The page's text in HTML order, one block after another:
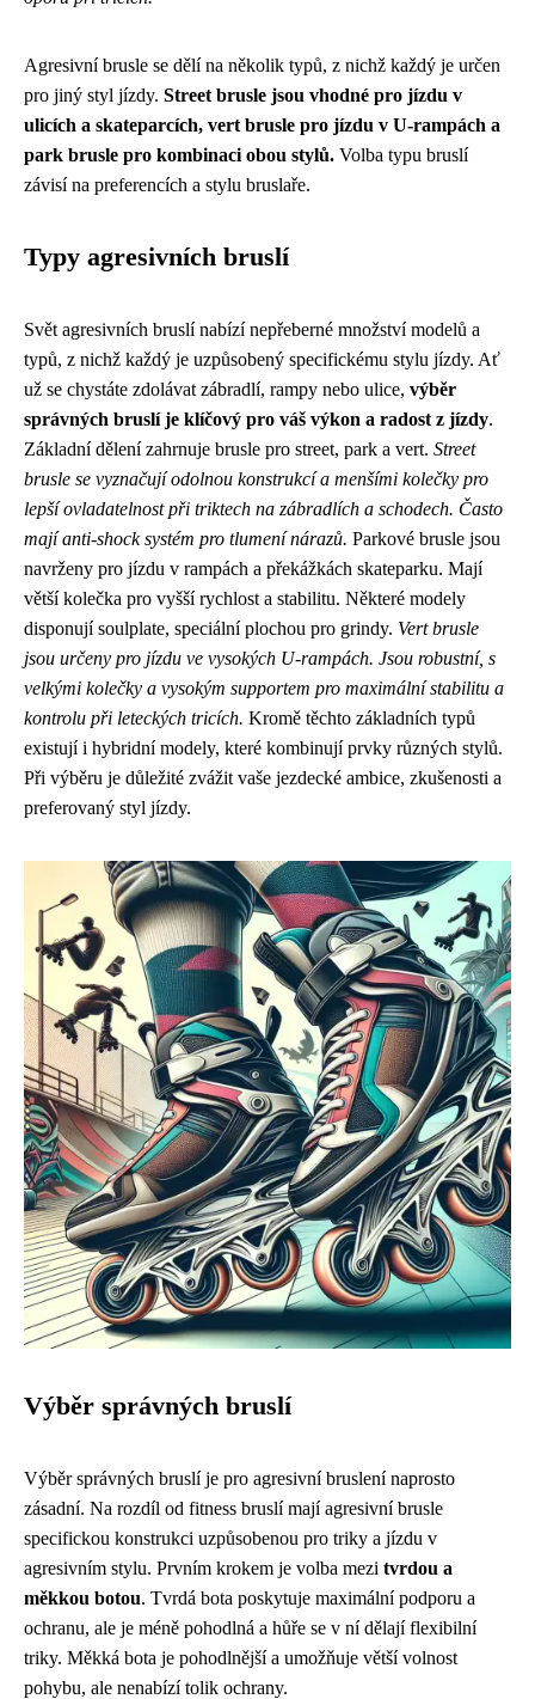
Agresivní brusle se dělí na několik typů, z nichž každý je určen
pro jiný styl jízdy. Street brusle jsou vhodné pro jízdu v
ulicích a skateparcích, vert brusle pro jízdu v U-rampách a
park brusle pro kombinaci obou stylů. Volba typu bruslí
závisí na preferencích a stylu bruslaře.
Typy agresivních bruslí
Svět agresivních bruslí nabízí nepřeberné množství modelů a
typů, z nichž každý je uzpůsobený specifickému stylu jízdy. Ať
už se chystáte zdolávat zábradlí, rampy nebo ulice, výběr
správných bruslí je klíčový pro váš výkon a radost z jízdy.
Základní dělení zahrnuje brusle pro street, park a vert. Street
brusle se vyznačují odolnou konstrukcí a menšími kolečky pro
lepší ovladatelnost při triktech na zábradlích a schodech. Často
mají anti-shock systém pro tlumení nárazů. Parkové brusle jsou
navrženy pro jízdu v rampách a překážkách skateparku. Mají
větší kolečka pro vyšší rychlost a stabilitu. Některé modely
disponují soulplate, speciální plochou pro grindy. Vert brusle
jsou určeny pro jízdu ve vysokých U-rampách. Jsou robustní, s
velkými kolečky a vysokým supportem pro maximální stabilitu a
kontrolu při leteckých tricích. Kromě těchto základních typů
existují i hybridní modely, které kombinují prvky různých stylů.
Při výběru je důležité zvážit vaše jezdecké ambice, zkušenosti a
preferovaný styl jízdy.
Výběr správných bruslí
Výběr správných bruslí je pro agresivní bruslení naprosto
zásadní. Na rozdíl od fitness bruslí mají agresivní brusle
specifickou konstrukci uzpůsobenou pro triky a jízdu v
agresivním stylu. Prvním krokem je volba mezi tvrdou a
měkkou botou. Tvrdá bota poskytuje maximální podporu a
ochranu, ale je méně pohodlná a hůře se v ní dělají flexibilní
triky. Měkká bota je pohodlnější a umožňuje větší volnost
pohybu, ale nenabízí tolik ochrany.